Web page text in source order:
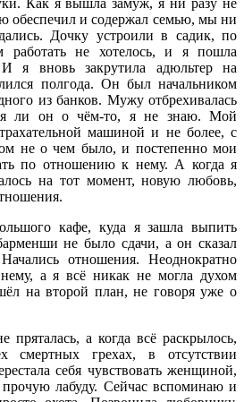
обеспечил и содержал семью, мы ни
Дочку устроили в садик, по
работать не хотелось, и я пошла
я вновь закрутила адюльтер на
полгода. Он был начальником
из банков. Мужу отбрехивалась
ли он о чём-то, я не знаю. Мой
машиной и не более, с
не о чем было, и постепенно мои
по отношению к нему. А когда я
на тот момент, новую любовь,
кафе, куда я зашла выпить
не было сдачи, а он сказал
отношения. Неоднократно
нему, а я всё никак не могла духом
на второй план, не говоря уже о
а когда всё раскрылось,
смертных грехах, в отсутствии
себя чувствовать женщиной,
лабуду. Сейчас вспоминаю и